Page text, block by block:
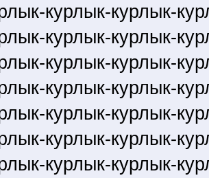
курлык-курлык-
курлык-курлык-
курлык-курлык-
курлык-курлык-
курлык-курлык-
курлык-курлык-
курлык-курлык-